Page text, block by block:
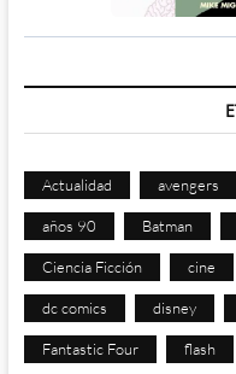
Actualidad avengers
años 90 Batman
Ciencia Ficción cine
dc comics disney
Fantastic Four flash